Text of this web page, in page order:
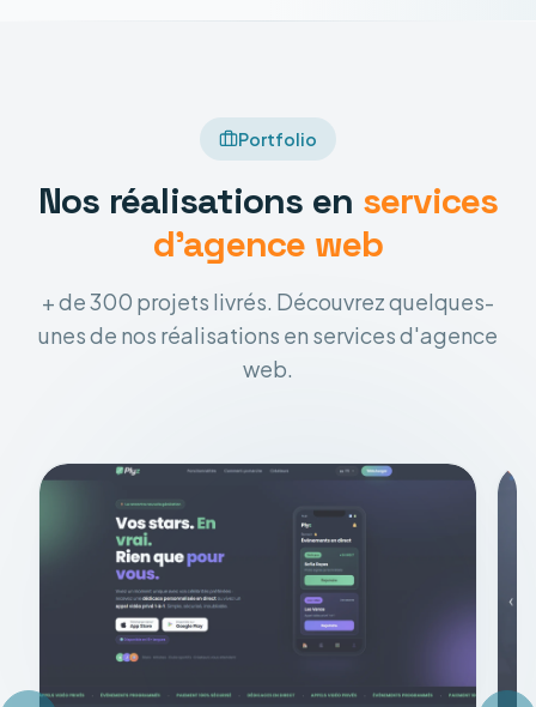
Portfolio
Nos réalisations en services
d'agence web
+ de 300 projets livrés. Découvrez quelques-
unes de nos réalisations en services d'agence
web.